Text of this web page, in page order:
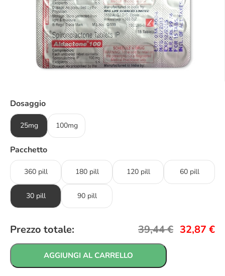
Dosaggio
25mg 100mg
Pacchetto
360 pill 180 pill 120 pill 60 pill
30 pill 90 pill
Prezzo totale: 39,44€ 32,87 €
AGGIUNGI AL CARRELLO